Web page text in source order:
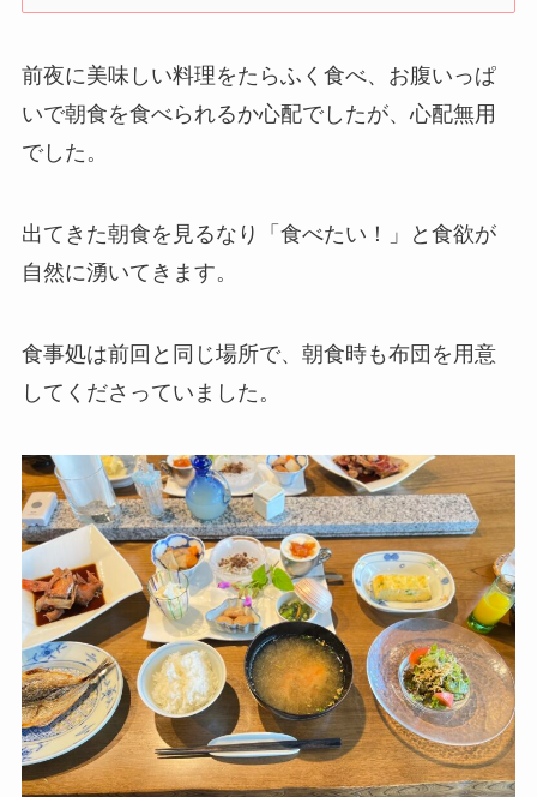
前夜に美味しい料理をたらふく食べ、お腹いっぱ
いで朝食を食べられるか心配でしたが、心配無用
でした。
出てきた朝食を見るなり「食べたい！」と食欲が
自然に湧いてきます。
食事処は前回と同じ場所で、朝食時も布団を用意
してくださっていました。